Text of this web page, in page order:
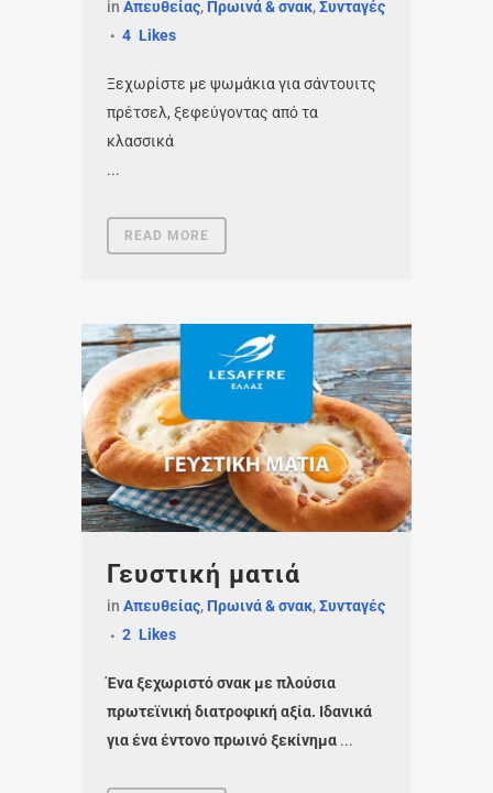
in Απευθείας, Πρωινά & σνακ,Συνταγές
4 Likes
Ξεχωρίστε με ψωμάκια για σάντουιτς
πρέτσελ, ξεφεύγοντας από τα
κλασσικά
...
READ MORE
Γευστική ματιά
in Απευθείας, Πρωινά & σνακ,Συνταγές
2 Likes
Ένα ξεχωριστό σνακ με πλούσια
πρωτεϊνική διατροφική αξία. Ιδανικά
για ένα έντονο πρωινό ξεκίνημα ...